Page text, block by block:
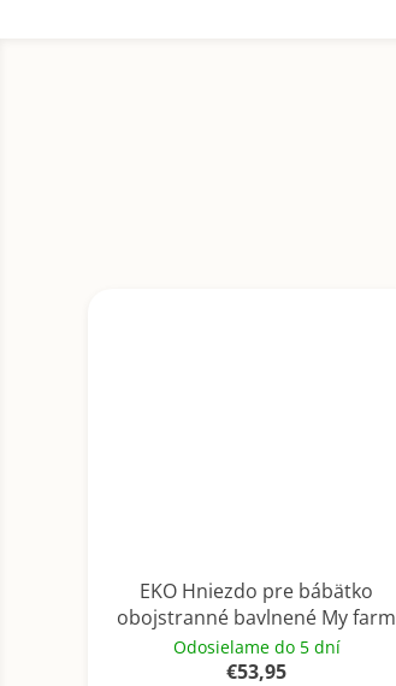
EKO Hniezdo pre bábätko
obojstranné bavlnené My farm
Stars Powder pink 90x60 cm
Odosielame do 5 dní
€53,95